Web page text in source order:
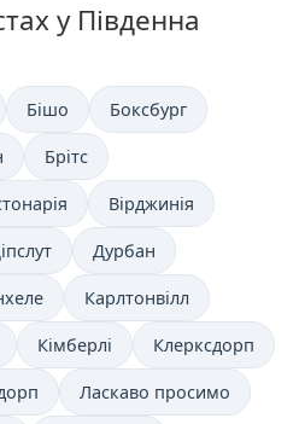
у Південна
Бішо Боксбург
Брітс
Вірджинія
Дурбан
Карлтонвілл
Кімберлі Клерксдорп
Ласкаво просимо